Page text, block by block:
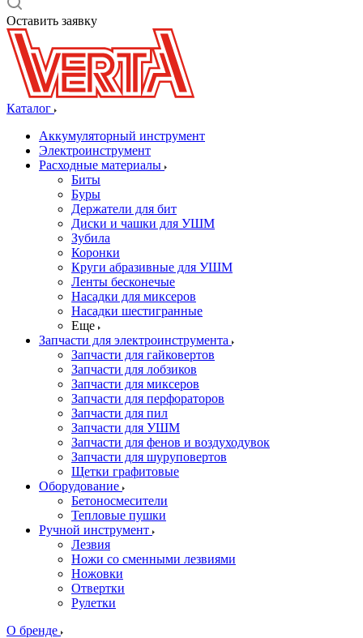
Оставить заявку
Каталог
Аккумуляторный инструмент
Электроинструмент
Расходные материалы
Биты
Буры
Держатели для бит
Диски и чашки для УШМ
Зубила
Коронки
Круги абразивные для УШМ
Ленты бесконечые
Насадки для миксеров
Насадки шестигранные
Еще
Запчасти для электроинструмента
Запчасти для гайковертов
Запчасти для лобзиков
Запчасти для миксеров
Запчасти для перфораторов
Запчасти для пил
Запчасти для УШМ
Запчасти для фенов и воздуходувок
Запчасти для шуруповертов
Щетки графитовые
Оборудование
Бетоносмесители
Тепловые пушки
Ручной инструмент
Лезвия
Ножи со сменными лезвиями
Ножовки
Отвертки
Рулетки
О бренде